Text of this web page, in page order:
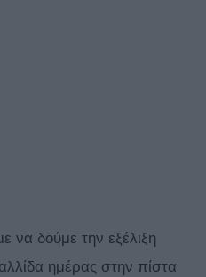
να δούμε την εξέλιξη
ημέρας στην πίστα